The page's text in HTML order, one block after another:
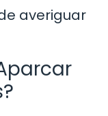
averiguar